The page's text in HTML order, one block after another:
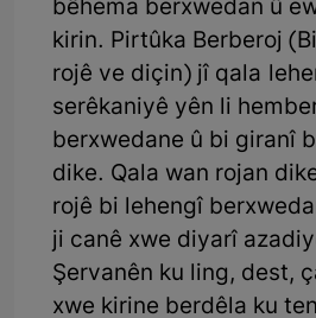
bêhema berxwedan û
kirin. Pirtûka Berberoj
rojê ve diçin) jî qala
serêkaniyê yên li
berxwedane û bi giranî
dike. Qala wan rojan
rojê bi lehengî
ji canê xwe diyarî
Şervanên ku ling, dest,
xwe kirine berdêla ku